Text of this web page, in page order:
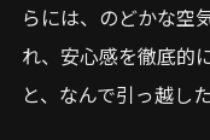
らには、のどかな空
れ、安心感を徹底的
と、なんで引っ越し